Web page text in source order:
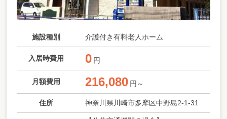
施設種別 介護付き有料老人ホーム
入居時費用 0 円
月額費用 216,080 円～
住所 神奈川県川崎市多摩区中野島2-1-31